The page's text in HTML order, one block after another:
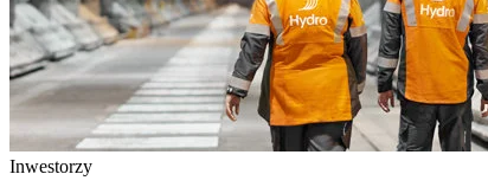
Inwestorzy